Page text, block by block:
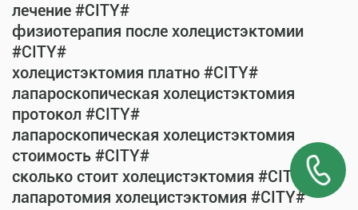
лечение #CITY#
физиотерапия после холецистэктомии
#CITY#
холецистэктомия платно #CITY#
лапароскопическая холецистэктомия
протокол #CITY#
лапароскопическая холецистэктомия
стоимость #CITY#
сколько стоит холецистэктомия #CITY#
лапаротомия холецистэктомия #CITY#